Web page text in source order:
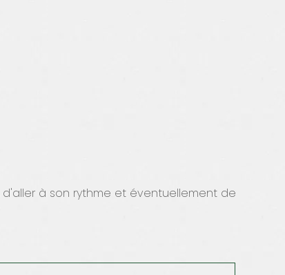
à son rythme et éventuellement de